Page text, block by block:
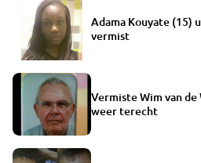
Adama Kouyate (15)
vermist
Vermiste Wim van
weer terecht